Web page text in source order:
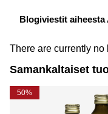
Blogiviestit aiheesta
There are currently no
Samankaltaiset
50%